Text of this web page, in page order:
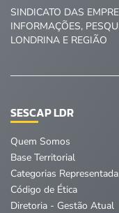
SINDICATO DAS
INFORMAÇÕES,
LONDRINA E REGIÃO
SESCAP LDR
Quem Somos
Base Territorial
Categorias
Código de Ética
Diretoria - Gestão Atual